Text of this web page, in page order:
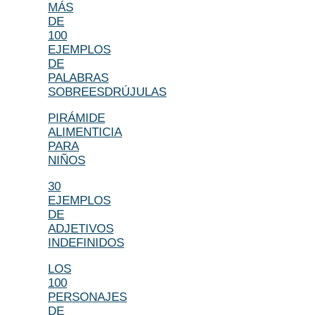
MÁS
DE
100
EJEMPLOS
DE
PALABRAS
SOBREESDRÚJULAS
PIRÁMIDE
ALIMENTICIA
PARA
NIÑOS
30
EJEMPLOS
DE
ADJETIVOS
INDEFINIDOS
LOS
100
PERSONAJES
DE